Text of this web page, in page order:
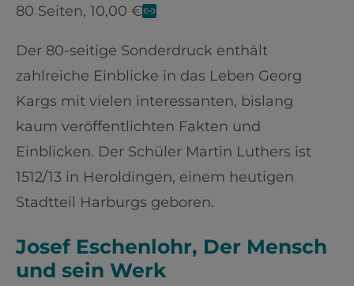
80 Seiten, 10,00 €
Der 80-seitige Sonderdruck enthält
zahlreiche Einblicke in das Leben Georg
Kargs mit vielen interessanten, bislang
kaum veröffentlichten Fakten und
Einblicken. Der Schüler Martin Luthers ist
1512/13 in Heroldingen, einem heutigen
Stadtteil Harburgs geboren.
Josef Eschenlohr, Der Mensch
und sein Werk